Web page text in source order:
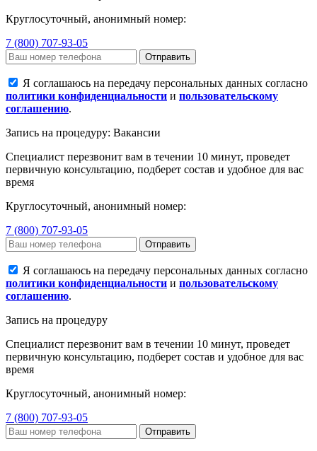
Круглосуточный, анонимный номер:
7 (800) 707-93-05
Отправить
Я соглашаюсь на передачу персональных данных согласно
политики конфиденциальности и пользовательскому
соглашению.
Запись на процедуру: Вакансии
Специалист перезвонит вам в течении 10 минут, проведет
первичную консультацию, подберет состав и удобное для вас
время
Круглосуточный, анонимный номер:
7 (800) 707-93-05
Отправить
Я соглашаюсь на передачу персональных данных согласно
политики конфиденциальности и пользовательскому
соглашению.
Запись на процедуру
Специалист перезвонит вам в течении 10 минут, проведет
первичную консультацию, подберет состав и удобное для вас
время
Круглосуточный, анонимный номер:
7 (800) 707-93-05
Отправить